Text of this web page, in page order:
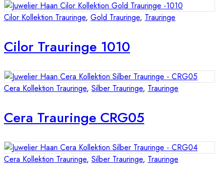
Cilor Kollektion Trauringe, Gold Trauringe, Trauringe
Cilor Trauringe 1010
Cera Kollektion Trauringe, Silber Trauringe, Trauringe
Cera Trauringe CRG05
Cera Kollektion Trauringe, Silber Trauringe, Trauringe